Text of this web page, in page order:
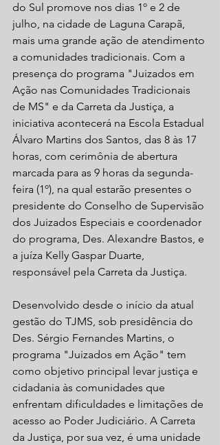
do Sul promove nos dias 1º e 2 de
julho, na cidade de Laguna Carapã,
mais uma grande ação de atendimento
a comunidades tradicionais. Com a
presença do programa "Juizados em
Ação nas Comunidades Tradicionais
de MS" e da Carreta da Justiça, a
iniciativa acontecerá na Escola Estadual
Álvaro Martins dos Santos, das 8 às 17
horas, com cerimônia de abertura
marcada para as 9 horas da segunda-
feira (1º), na qual estarão presentes o
presidente do Conselho de Supervisão
dos Juizados Especiais e coordenador
do programa, Des. Alexandre Bastos, e
a juíza Kelly Gaspar Duarte,
responsável pela Carreta da Justiça.
Desenvolvido desde o início da atual
gestão do TJMS, sob presidência do
Des. Sérgio Fernandes Martins, o
programa "Juizados em Ação" tem
como objetivo principal levar justiça e
cidadania às comunidades que
enfrentam dificuldades e limitações de
acesso ao Poder Judiciário. A Carreta
da Justiça, por sua vez, é uma unidade